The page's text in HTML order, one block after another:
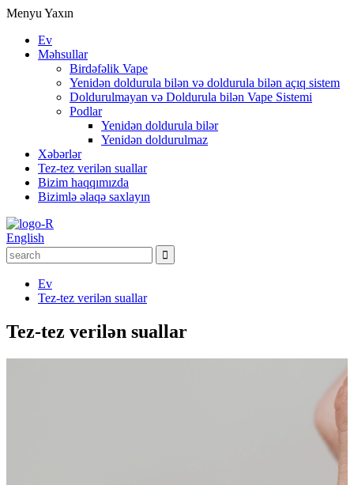
Menyu Yaxın
Ev
Məhsullar
Birdəfəlik Vape
Yenidən doldurula bilən və doldurula bilən açıq sistem
Doldurulmayan və Doldurula bilən Vape Sistemi
Podlar
Yenidən doldurula bilər
Yenidən doldurulmaz
Xəbərlər
Tez-tez verilən suallar
Bizim haqqımızda
Bizimlə əlaqə saxlayın
English
Ev
Tez-tez verilən suallar
Tez-tez verilən suallar